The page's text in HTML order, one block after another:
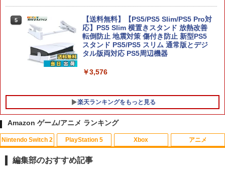
5
【送料無料】【PS5/PS5 Slim/PS5 Pro対
応】PS5 Slim 横置きスタンド 放熱改善
転倒防止 地震対策 傷付き防止 新型PS5
スタンド PS5/PS5 スリム 通常版とデジ
タル版両対応 PS5周辺機器
￥3,576
楽天ランキングをもっと見る
1 【中古】マリオパーティDS
￥251
1
【お買い物マラソン！ポイント5倍★8/1
1 01：59まで】 0174 中古BD＃ 魔法少
女まどか☆マギカ ポータブル スペシャ
Amazon ゲーム/アニメ ランキング
Nintendo Switch 2 PlayStation 5 Xbox アニメ
編集部のおすすめ記事